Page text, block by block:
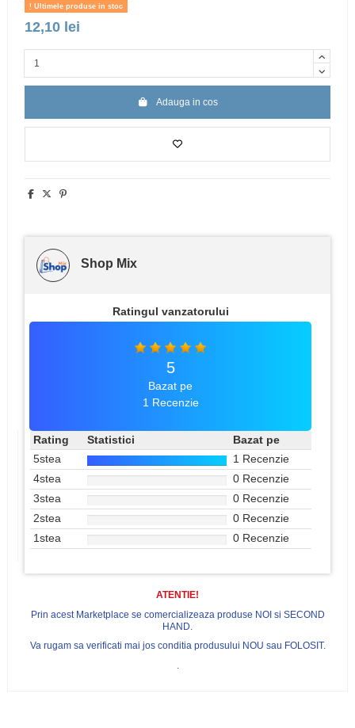
Ultimele produse in stoc
12,10 lei
Adauga in cos
Shop Mix
Ratingul vanzatorului
5
Bazat pe
1 Recenzie
Rating Statistici
Bazat pe
5stea
1 Recenzie
4stea
0 Recenzie
3stea
0 Recenzie
2stea
0 Recenzie
1stea
0 Recenzie
ATENTIE!
Prin acest Marketplace se comercializeaza produse NOI si SECOND
HAND.
Va rugam sa verificati mai jos conditia produsului NOU sau FOLOSIT.
.